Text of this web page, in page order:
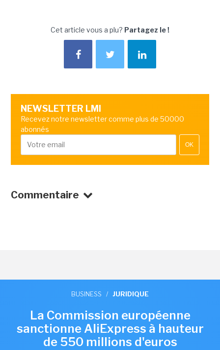
Cet article vous a plu? Partagez le !
NEWSLETTER LMI
Recevez notre newsletter comme plus de 50000
abonnés
OK
Commentaire
BUSINESS / JURIDIQUE
La Commission européenne
sanctionne AliExpress à hauteur
de 550 millions d'euros